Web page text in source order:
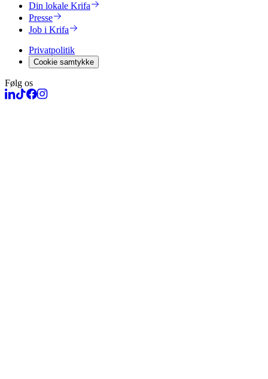
Din lokale Krifa
Presse
Job i Krifa
Privatpolitik
Cookie samtykke
Følg os